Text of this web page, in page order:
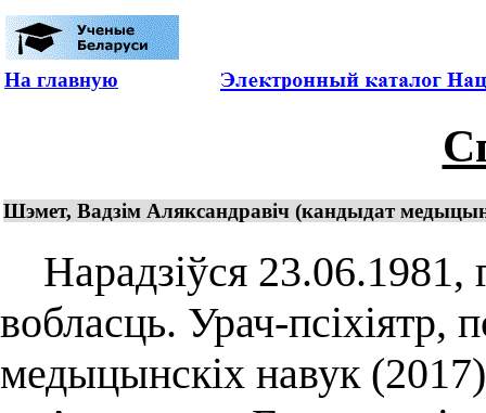
На главную
Шэмет, Вадзім Аляксандравіч (кандыдат
Нарадзіўся 23.06.1981,
вобласць. Урач-псіхіятр,
медыцынскіх навук